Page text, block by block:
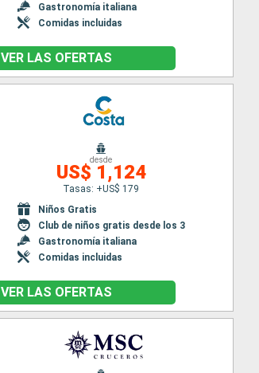
Gastronomía italiana
Comidas incluidas
VER LAS OFERTAS
desde
US$ 1,124
Tasas: +US$ 179
Niños Gratis
Club de niños gratis desde los 3
Gastronomía italiana
Comidas incluidas
VER LAS OFERTAS